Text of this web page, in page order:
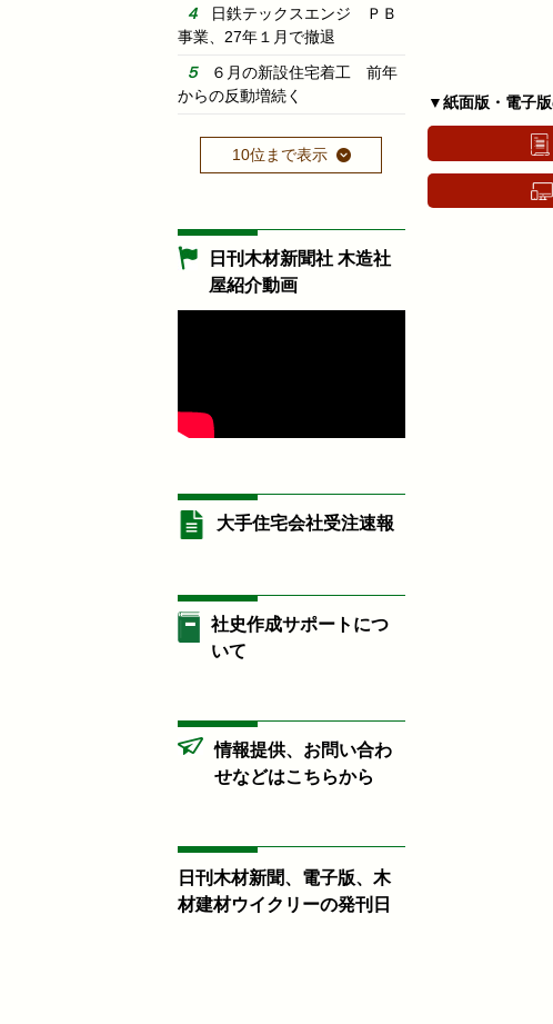
▼紙面版・電子
日鉄テックスエンジ ＰＢ
事業、27年１月で撤退
６月の新設住宅着工 前年
からの反動増続く
10位まで表示
日刊木材新聞社 木造社
屋紹介動画
大手住宅会社受注速報
社史作成サポートにつ
いて
情報提供、お問い合わ
せなどはこちらから
日刊木材新聞、電子版、木
材建材ウイクリーの発刊日